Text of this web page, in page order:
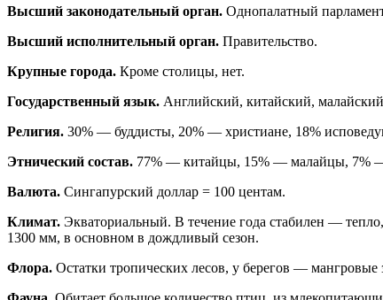
Высший законодательный орган. Однопалатный
Высший исполнительный орган. Правительство.
Крупные города. Кроме столицы, нет.
Государственный язык. Английский, китайский,
Религия. 30% — буддисты, 20% — христиане, 18%
Этнический состав. 77% — китайцы, 15% — малайцы, 7%
Валюта. Сингапурский доллар = 100 центам.
Климат. Экваториальный. В течение года стабилен —
1300 мм, в основном в дождливый сезон.
Флора. Остатки тропических лесов, у берегов — мангровые